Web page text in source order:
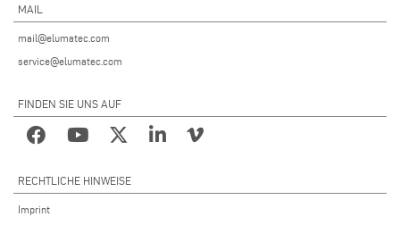
MAIL
mail@elumatec.com
service@elumatec.com
FINDEN SIE UNS AUF
RECHTLICHE HINWEISE
Imprint